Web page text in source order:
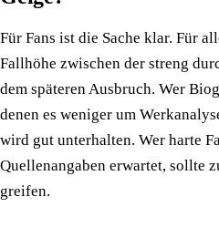
Für Fans ist die Sache klar. Für
Fallhöhe zwischen der streng
dem späteren Ausbruch. Wer
denen es weniger um
wird gut unterhalten. Wer harte
Quellenangaben erwartet, sollte
greifen.